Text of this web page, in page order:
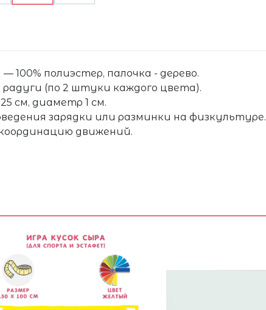
полиэстер, палочка - дерево.
(по 2 штуки каждого цвета).
см, диаметр 1 см.
зарядки или разминки на физкультуре.
движений.